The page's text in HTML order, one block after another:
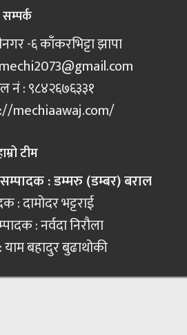
सम्पर्क
-६ काँकरभिट्टा झापा
नं‍ : ९८४२६७६३३१
mechiaawaj.com/
टीम
: डम्मरु (डम्बर) बराल
: दामोदर भट्टराई
: नर्वदा निरौला
याम बहादुर बुढाथोकी